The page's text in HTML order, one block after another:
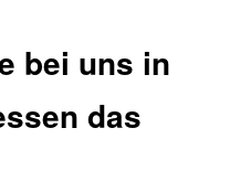
bei uns in
das